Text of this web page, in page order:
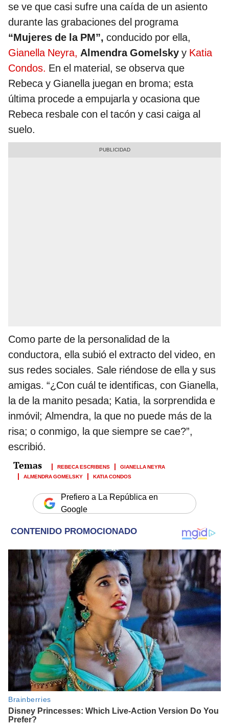
se ve que casi sufre una caída de un asiento
durante las grabaciones del programa
“Mujeres de la PM”, conducido por ella,
Gianella Neyra, Almendra Gomelsky y Katia
Condos. En el material, se observa que
Rebeca y Gianella juegan en broma; esta
última procede a empujarla y ocasiona que
Rebeca resbale con el tacón y casi caiga al
suelo.
Como parte de la personalidad de la
conductora, ella subió el extracto del video, en
sus redes sociales. Sale riéndose de ella y sus
amigas. “¿Con cuál te identificas, con Gianella,
la de la manito pesada; Katia, la sorprendida e
inmóvil; Almendra, la que no puede más de la
risa; o conmigo, la que siempre se cae?”,
escribió.
REBECA ESCRIBENS
GIANELLA NEYRA
ALMENDRA GOMELSKY
KATIA CONDOS
Prefiero a La República en
Google